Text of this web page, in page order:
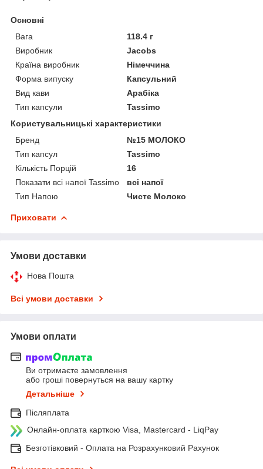
Основні
Вага
118.4 г
Виробник
Jacobs
Країна виробник
Німеччина
Форма випуску
Капсульний
Вид кави
Арабіка
Тип капсули
Tassimo
Користувальницькі характеристики
Бренд
№15 МОЛОКО
Тип капсул
Tassimo
Кількість Порцій
16
Показати всі напої Tassimo
всі напої
Тип Напою
Чисте Молоко
Приховати
Умови доставки
Нова Пошта
Всі умови доставки
Умови оплати
Ви отримаєте замовлення
або гроші повернуться на вашу картку
Детальніше
Післяплата
Онлайн-оплата карткою Visa, Mastercard - LiqPay
Безготівковий - Оплата на Розрахунковий Рахунок